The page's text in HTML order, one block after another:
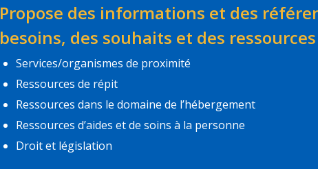
Propose des informations et des
besoins, des souhaits et des
Services/organismes de proximité
Ressources de répit
Ressources dans le domaine de l’hébergement
Ressources d’aides et de soins à la personne
Droit et législation